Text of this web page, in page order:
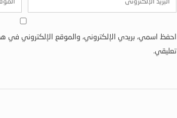
احفظ اسمي، بريدي الإلكتروني، والموقع الإلكتروني في
تعليقي.